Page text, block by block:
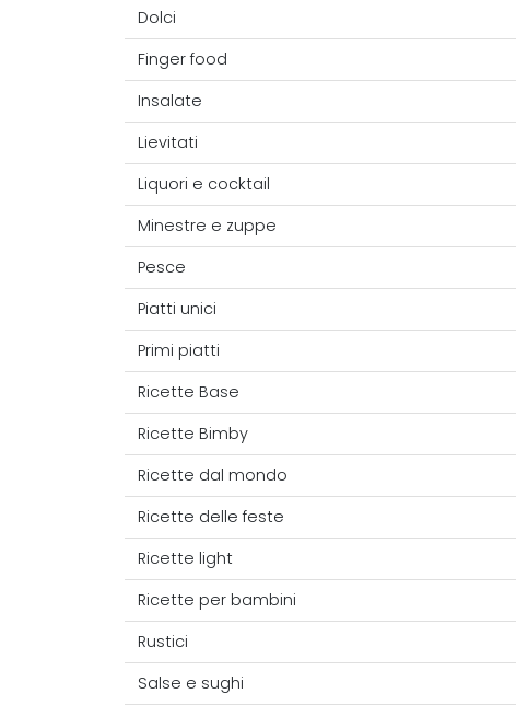
Dolci
Finger food
Insalate
Lievitati
Liquori e cocktail
Minestre e zuppe
Pesce
Piatti unici
Primi piatti
Ricette Base
Ricette Bimby
Ricette dal mondo
Ricette delle feste
Ricette light
Ricette per bambini
Rustici
Salse e sughi